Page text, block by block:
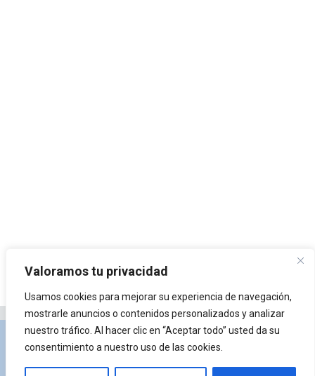
Valoramos tu privacidad
Usamos cookies para mejorar su experiencia de navegación,
mostrarle anuncios o contenidos personalizados y analizar
nuestro tráfico. Al hacer clic en “Aceptar todo” usted da su
consentimiento a nuestro uso de las cookies.
Privacidad y Política de Cookies Portal de
arquitectura Lista de Temas ¿Qué es Arkiplus?